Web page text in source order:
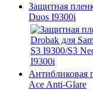
Защитная
Duos I9300i
Антибликовая
Ace Anti-Glare